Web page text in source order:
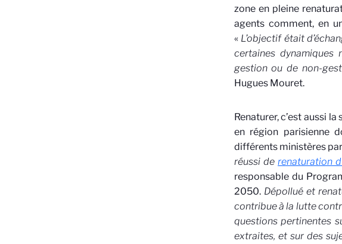
zone en pleine
agents comment, en
« L’objectif était
certaines
gestion ou de non-
Hugues Mouret.
Renaturer, c’est aussi
en région parisienne
différents ministères par
réussi derenaturation
responsable du
2050.Dépollué et
contribue à la lutte
questions pertinentes
extraites, et sur des